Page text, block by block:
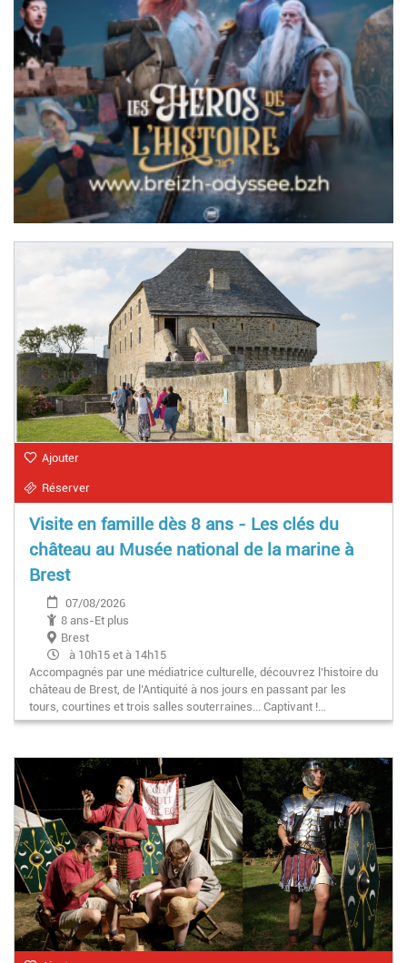
Ajouter
Réserver
Visite en famille dès 8 ans - Les clés du
château au Musée national de la marine à
Brest
07/08/2026
8 ans-Et plus
Brest
à 10h15 et à 14h15
Accompagnés par une médiatrice culturelle, découvrez l’histoire du
château de Brest, de l’Antiquité à nos jours en passant par les
tours, courtines et trois salles souterraines... Captivant !…